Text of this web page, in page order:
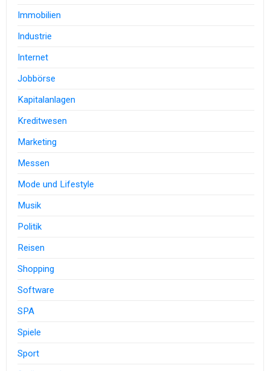
Immobilien
Industrie
Internet
Jobbörse
Kapitalanlagen
Kreditwesen
Marketing
Messen
Mode und Lifestyle
Musik
Politik
Reisen
Shopping
Software
SPA
Spiele
Sport